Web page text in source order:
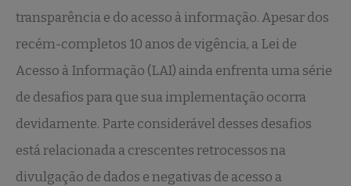
transparência e do acesso à informação. Apesar dos
recém-completos 10 anos de vigência, a Lei de
Acesso à Informação (LAI) ainda enfrenta uma série
de desafios para que sua implementação ocorra
devidamente. Parte considerável desses desafios
está relacionada a crescentes retrocessos na
divulgação de dados e negativas de acesso a